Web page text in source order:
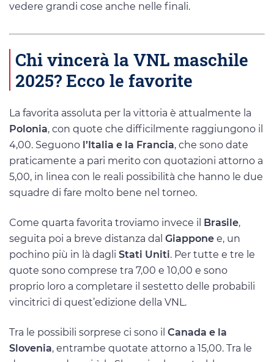
vedere grandi cose anche nelle finali.
Chi vincerà la VNL maschile
2025? Ecco le favorite
La favorita assoluta per la vittoria è attualmente la
Polonia, con quote che difficilmente raggiungono il
4,00. Seguono l’Italia e la Francia, che sono date
praticamente a pari merito con quotazioni attorno a
5,00, in linea con le reali possibilità che hanno le due
squadre di fare molto bene nel torneo.
Come quarta favorita troviamo invece il Brasile,
seguita poi a breve distanza dal Giappone e, un
pochino più in là dagli Stati Uniti. Per tutte e tre le
quote sono comprese tra 7,00 e 10,00 e sono
proprio loro a completare il sestetto delle probabili
vincitrici di quest’edizione della VNL.
Tra le possibili sorprese ci sono il Canada e la
Slovenia, entrambe quotate attorno a 15,00. Tra le